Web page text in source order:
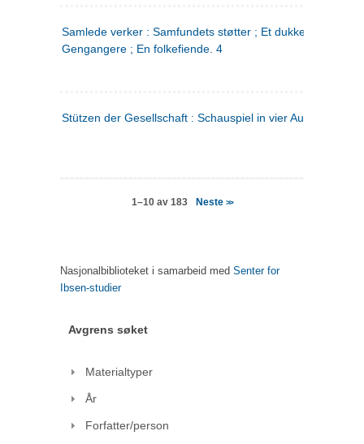
Samlede verker : Samfundets støtter ; Et dukkehjem ;
Gengangere ; En folkefiende. 4
Stützen der Gesellschaft : Schauspiel in vier Aufzügen
1–10 av 183 Neste >>
Nasjonalbiblioteket i samarbeid med Senter for
Ibsen-studier
Avgrens søket
Materialtyper
År
Forfatter/person